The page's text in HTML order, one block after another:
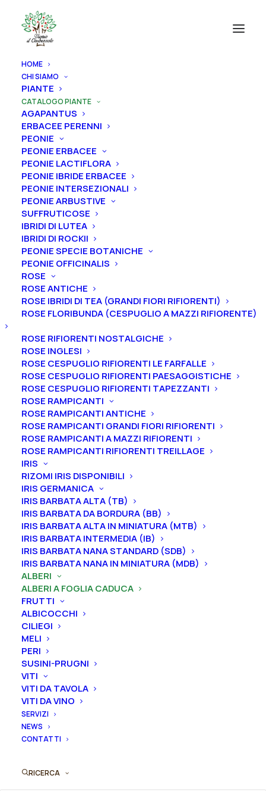
HOME
CHI SIAMO
PIANTE
CATALOGO PIANTE
AGAPANTUS
ERBACEE PERENNI
PEONIE
PEONIE ERBACEE
PEONIE LACTIFLORA
PEONIE IBRIDE ERBACEE
PEONIE INTERSEZIONALI
PEONIE ARBUSTIVE
SUFFRUTICOSE
IBRIDI DI LUTEA
IBRIDI DI ROCKII
PEONIE SPECIE BOTANICHE
PEONIE OFFICINALIS
ROSE
ROSE ANTICHE
ROSE IBRIDI DI TEA (GRANDI FIORI RIFIORENTI)
ROSE FLORIBUNDA (CESPUGLIO A MAZZI RIFIORENTE)
ROSE RIFIORENTI NOSTALGICHE
ROSE INGLESI
ROSE CESPUGLIO RIFIORENTI LE FARFALLE
ROSE CESPUGLIO RIFIORENTI PAESAGGISTICHE
ROSE CESPUGLIO RIFIORENTI TAPEZZANTI
ROSE RAMPICANTI
ROSE RAMPICANTI ANTICHE
ROSE RAMPICANTI GRANDI FIORI RIFIORENTI
ROSE RAMPICANTI A MAZZI RIFIORENTI
ROSE RAMPICANTI RIFIORENTI TREILLAGE
IRIS
RIZOMI IRIS DISPONIBILI
IRIS GERMANICA
IRIS BARBATA ALTA (TB)
IRIS BARBATA DA BORDURA (BB)
IRIS BARBATA ALTA IN MINIATURA (MTB)
IRIS BARBATA INTERMEDIA (IB)
IRIS BARBATA NANA STANDARD (SDB)
IRIS BARBATA NANA IN MINIATURA (MDB)
ALBERI
ALBERI A FOGLIA CADUCA
FRUTTI
ALBICOCCHI
CILIEGI
MELI
PERI
SUSINI-PRUGNI
VITI
VITI DA TAVOLA
VITI DA VINO
SERVIZI
NEWS
CONTATTI
RICERCA
CATEGORIE PRODOTTI
AGAPANTUS
ERBACEE PERENNI
PEONIE
ROSE
IRIS
RIZOMI IRIS DISPONIBILI
ALBERI
FRUTTI
ULIVI
VITI
AGGIUNGI AL PREVENTIVO
Questo
prodotto
ha
più
varianti.
Le
essere
Jacaranda mimosifolia